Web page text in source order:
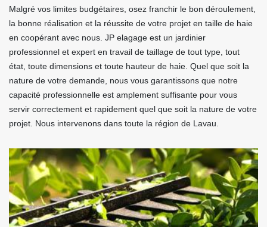
Malgré vos limites budgétaires, osez franchir le bon déroulement,
la bonne réalisation et la réussite de votre projet en taille de haie
en coopérant avec nous. JP elagage est un jardinier
professionnel et expert en travail de taillage de tout type, tout
état, toute dimensions et toute hauteur de haie. Quel que soit la
nature de votre demande, nous vous garantissons que notre
capacité professionnelle est amplement suffisante pour vous
servir correctement et rapidement quel que soit la nature de votre
projet. Nous intervenons dans toute la région de Lavau.